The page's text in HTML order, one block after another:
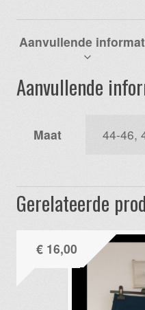
Aanvullende
Aanvullende
Maat 44-46,
Gerelateerde
€16,00